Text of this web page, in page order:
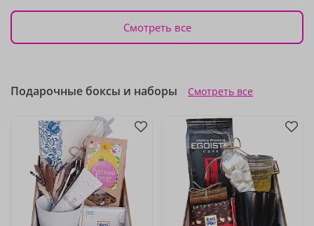
Смотреть все
Подарочные боксы и наборы Смотреть все